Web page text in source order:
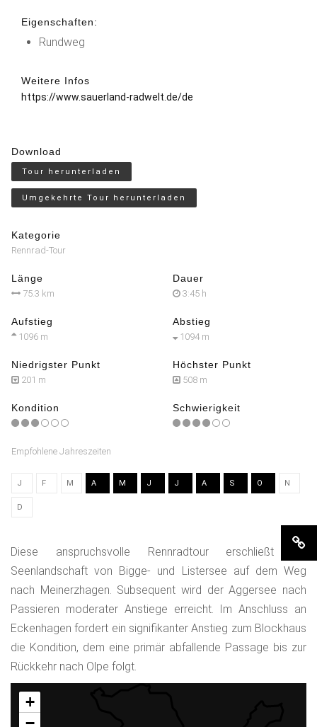
Eigenschaften:
Rundweg
Weitere Infos
https://www.sauerland-radwelt.de/de
Download
Tour herunterladen
Umgekehrte Tour herunterladen
Kategorie
Rennrad-Tour
Länge
75.3 km
Dauer
3:45 h
Aufstieg
1096 m
Abstieg
1094 m
Niedrigster Punkt
201 m
Höchster Punkt
508 m
Kondition Schwierigkeit
Empfohlene Jahreszeiten
J F M A M J J A S O N
D
Diese anspruchsvolle Rennradtour erschließt die
Seenlandschaft von Bigge- und Listersee auf dem Weg
nach Meinerzhagen. Subsequent wird der Aggersee nach
Passieren moderater Anstiege erreicht. Im Anschluss an
Eckenhagen fordert ein signifikanter Anstieg zum Blockhaus
die Kondition, dem eine primär abfallende Passage bis zur
Rückkehr nach Olpe folgt.
+
−